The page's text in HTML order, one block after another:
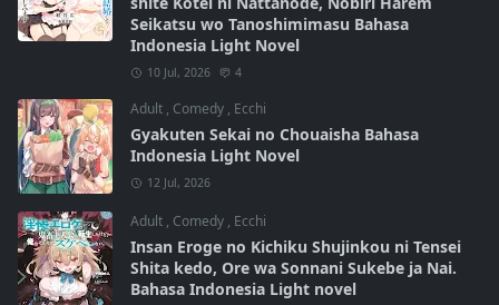
Seikatsu wo Tanoshimimasu Bahasa
Indonesia Light Novel
10 Jul, 2026 4
Adult , Comedy , Ecchi
Gyakuten Sekai no Chouaisha Bahasa
Indonesia Light Novel
12 Jul, 2026
Adult , Comedy , Ecchi
Insan Eroge no Kichiku Shujinkou ni Tensei
Shita kedo, Ore wa Sonnani Sukebe ja Nai.
Bahasa Indonesia Light novel